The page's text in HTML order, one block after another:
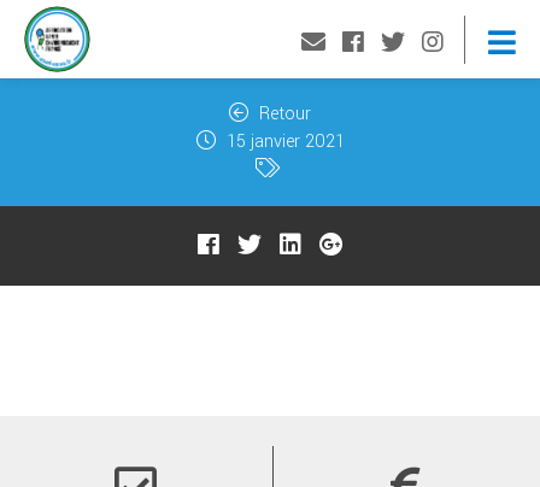
Retour
15 janvier 2021